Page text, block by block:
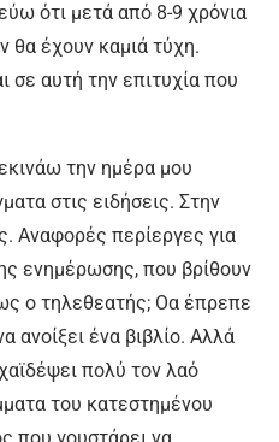
ότι μετά από 8-9 χρόνια
θα έχουν καμιά τύχη.
σε αυτή την επιτυχία που
την ημέρα μου
στις ειδήσεις. Στην
Αναφορές περίεργες για
ενημέρωσης, που βρίθουν
ο τηλεθεατής; Οα έπρεπε
ανοίξει ένα βιβλίο. Αλλά
πολύ τον λαό
του κατεστημένου